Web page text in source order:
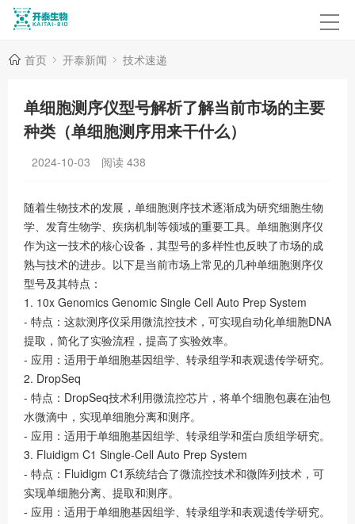
首页 开泰新闻 技术速递
单细胞测序仪型号解析了解当前市场的主要
种类（单细胞测序用来干什么）
2024-10-03 阅读 438
随着生物技术的发展，单细胞测序技术逐渐成为研究细胞生物
学、发育生物学、疾病机制等领域的重要工具。单细胞测序仪
作为这一技术的核心设备，其型号的多样性也反映了市场的成
熟与技术的进步。以下是当前市场上常见的几种单细胞测序仪
型号及其特点：
1. 10x Genomics Genomic Single Cell Auto Prep System
- 特点：这款测序仪采用微流控技术，可实现自动化单细胞DNA
提取，简化了实验流程，提高了实验效率。
- 应用：适用于单细胞基因组学、转录组学和表观遗传学研究。
2. DropSeq
- 特点：DropSeq技术利用微流控芯片，将单个细胞包裹在油包
水微滴中，实现单细胞分离和测序。
- 应用：适用于单细胞基因组学、转录组学和蛋白质组学研究。
3. Fluidigm C1 Single-Cell Auto Prep System
- 特点：Fluidigm C1系统结合了微流控技术和微阵列技术，可
实现单细胞分离、提取和测序。
- 应用：适用于单细胞基因组学、转录组学和表观遗传学研究。